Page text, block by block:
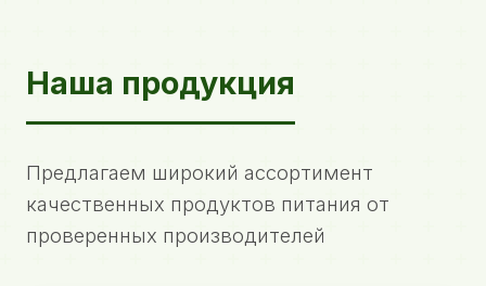
Наша продукция
Предлагаем широкий ассортимент
качественных продуктов питания от
проверенных производителей